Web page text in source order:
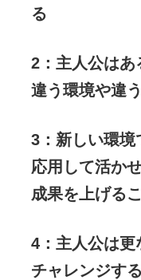
る
2：主人公はあ
違う環境や違
3：新しい環境
応用して活か
成果を上げる
4：主人公は更
チャレンジす